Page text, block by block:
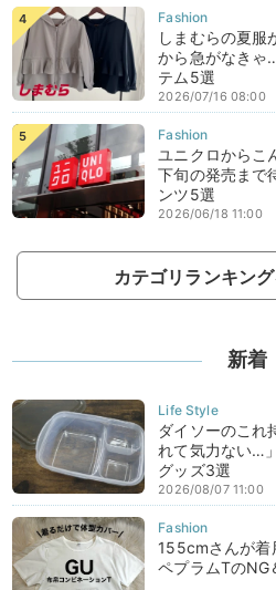
しまむらの夏
から急がなきゃ
テム5選
2026/07/16 08:00
ユニクロからこ
下旬の発売まで
ンツ5選
2026/06/18 11:00
カテゴリランキン
新着
ダイソーのこれ
れて気力ない…
グッズ3選
2026/08/07 11:00
155cmさんが
ペプラムTのNG